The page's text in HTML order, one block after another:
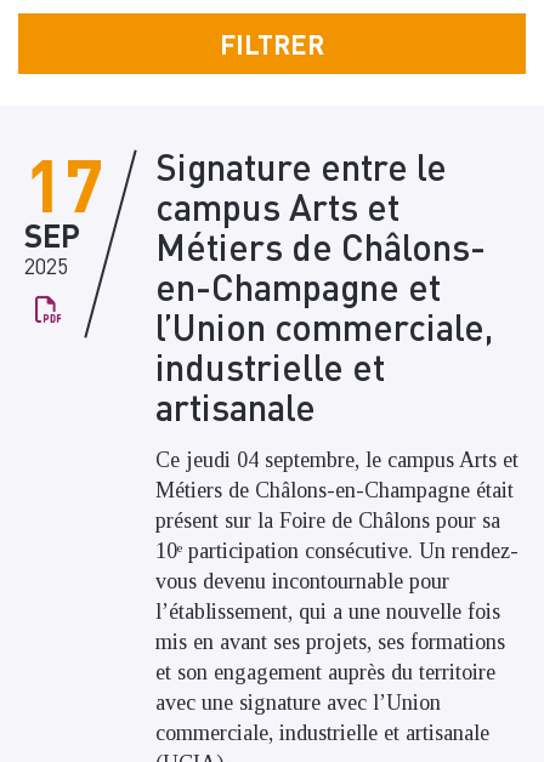
17
SEP
2025
Signature entre le
campus Arts et
Métiers de Châlons-
en-Champagne et
l’Union commerciale,
industrielle et
artisanale
Ce jeudi 04 septembre, le campus Arts et
Métiers de Châlons-en-Champagne était
présent sur la Foire de Châlons pour sa
10ᵉ participation consécutive. Un rendez-
vous devenu incontournable pour
l’établissement, qui a une nouvelle fois
mis en avant ses projets, ses formations
et son engagement auprès du territoire
avec une signature avec l’Union
commerciale, industrielle et artisanale